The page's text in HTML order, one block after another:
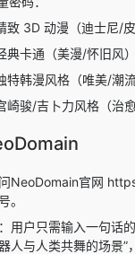
致 3D 动漫（迪士尼/皮
典卡通（美漫/怀旧风）
特韩漫风格（唯美/潮流
崎骏/吉卜力风格（治愈
NeoDomain官网
。
：用户只需输入一句话
人与人类共舞的场景”